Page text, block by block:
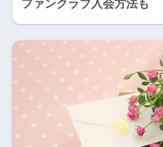
ファンクラブ入会方法も